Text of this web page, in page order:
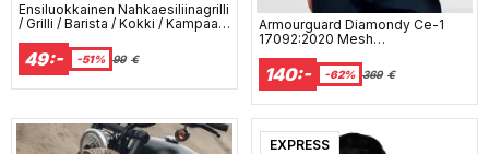
Ensiluokkainen Nahkaesiliinagrilli
/ Grilli / Barista / Kokki / Kampaaja
49:- -51% 99 €
Armourguard Diamondy Ce-1
17092:2020 Mesh
140:- -62% 369 €
EXPRESS